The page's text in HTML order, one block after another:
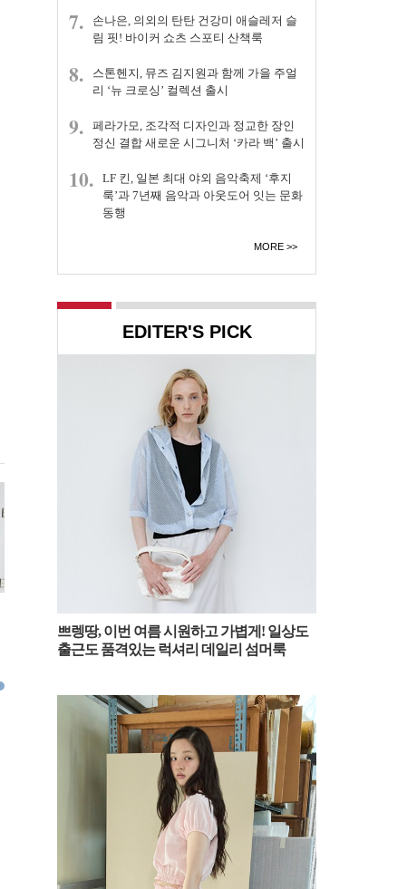
[패션엔숏] 블랙핑크 제니, 집업
스웨터와 청바지 조합! 무심한 듯
시크한 일상룩 파리 출국
2026.03.09
[패션엔숏] 에스파 카리나, 청청도
우아 공항이 심쿵! ‘데님 온 데님’
밀라노 출국룩
2026.02.26
7.
손나은, 의외의 탄탄 건강미 애슬레저 슬
림 핏! 바이커 쇼츠 스포티 산책룩
8.
스톤헨지, 뮤즈 김지원과 함께 가을 주얼
리 ‘뉴 크로싱’ 컬렉션 출시
9.
페라가모, 조각적 디자인과 정교한 장인
정신 결합 새로운 시그니처 ‘카라 백’ 출시
10.
LF 킨, 일본 최대 야외 음악축제 ‘후지
룩’과 7년째 음악과 아웃도어 잇는 문화
동행
MORE
EDITER'S PICK
쁘렝땅, 이번 여름 시원하고 가볍게! 일상도
출근도 품격있는 럭셔리 데일리 섬머룩